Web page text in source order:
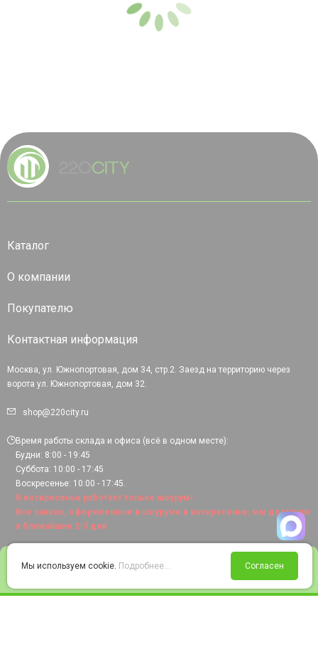
Войти Избранное Корзина
Каталог
О компании
Покупателю
Контактная информация
Москва, ул. Южнопортовая, дом 34, стр.2. Заезд на территорию через
ворота ул. Южнопортовая, дом 32.
shop@220city.ru
Время работы склада и офиса (всё в одном месте):
Будни: 8:00 - 19:45
Суббота: 10:00 - 17:45
Воскресенье: 10:00 - 17:45.
В воскресенье работает только шоурум!
Все заказы, оформленные в шоуруме в воскресенье, мы доставим
в ближайшие 2-3 дня.
Мы используем cookie. Подробнее... Согласен